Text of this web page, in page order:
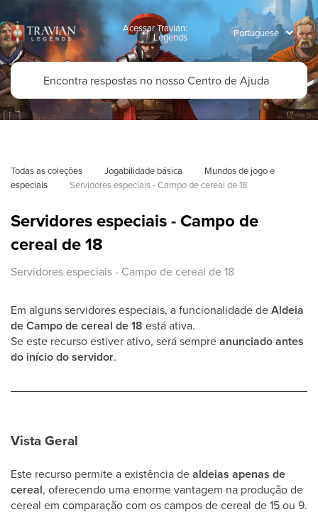
Acessar Travian:
Legends
Todas as coleções Jogabilidade básica
Mundos de jogo e
especiais
Servidores especiais - Campo de cereal de 18
Servidores especiais - Campo de
cereal de 18
Servidores especiais - Campo de cereal de 18
Em alguns servidores especiais, a funcionalidade deAldeia
de Campo de cereal de 18 está ativa.
Se este recurso estiver ativo, será sempreanunciado antes
do início do servidor.
Vista Geral
Este recurso permite a existência dealdeias apenas de
cereal, oferecendo uma enorme vantagem na produção de
cereal em comparação com os campos de cereal de 15 ou 9.